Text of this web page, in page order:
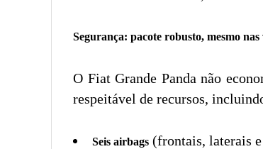
Segurança: pacote robusto, mesmo nas
O Fiat Grande Panda não
respeitável de recursos,
Seis airbags (frontais, laterais